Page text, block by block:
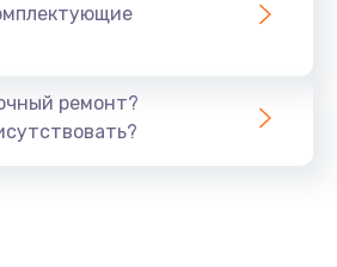
батарейки BIOS
Заказать
ремонт?